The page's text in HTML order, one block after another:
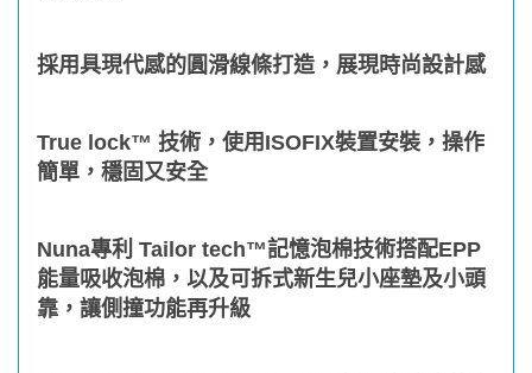
採用具現代感的圓滑線條打造，展現時尚設計感
True lock™ 技術，使用ISOFIX裝置安裝，操作
簡單，穩固又安全
Nuna專利 Tailor tech™記憶泡棉技術搭配EPP
能量吸收泡棉，以及可拆式新生兒小座墊及小頭
靠，讓側撞功能再升級